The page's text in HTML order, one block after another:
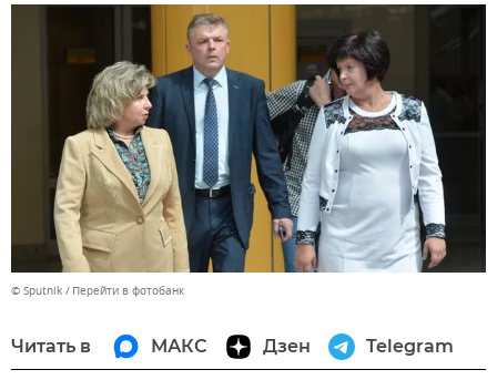
© Sputnik Перейти в фотобанк
Читать в МАКС Дзен Telegram